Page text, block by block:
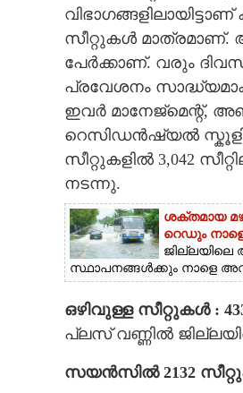
CONTACT US
സീറ്റുകൾ മാത്രമാണ്‌.
പേർക്കാണ്‌. വരും
പ്രവേശനം
ഇവർ മാനേജ്‌മെന്റ്‌,
റെസിഡൻഷ്യൽ സ്കൂളിൽ
സീറ്റുകളിൽ 3,042
നടന്നു.
ശക്തമായ
റെ‌ഡും
സ്ഥാപനങ്ങൾക്കും നാളെ
ഒഴിവുള്ള സീറ്റുകൾ :
പ്ലസ് വണ്ണിൽ
സയൻസിൽ 2132